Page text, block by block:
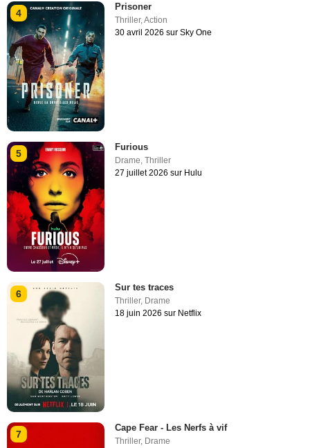
4
Prisoner
Thriller,Action
30 avril 2026 sur Sky One
5
Furious
Drame,Thriller
27 juillet 2026 sur Hulu
6
Sur tes traces
Thriller, Drame
18 juin 2026 sur Netflix
7
Cape Fear - Les Nerfs à vif
Thriller, Drame